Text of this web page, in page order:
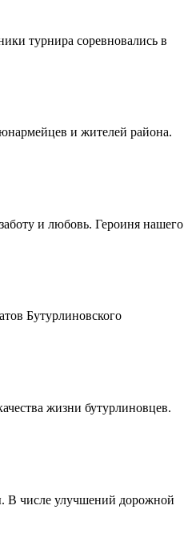
турнира соревновались в
и жителей района.
и любовь. Героиня нашего
Бутурлиновского
жизни бутурлиновцев.
В числе улучшений дорожной